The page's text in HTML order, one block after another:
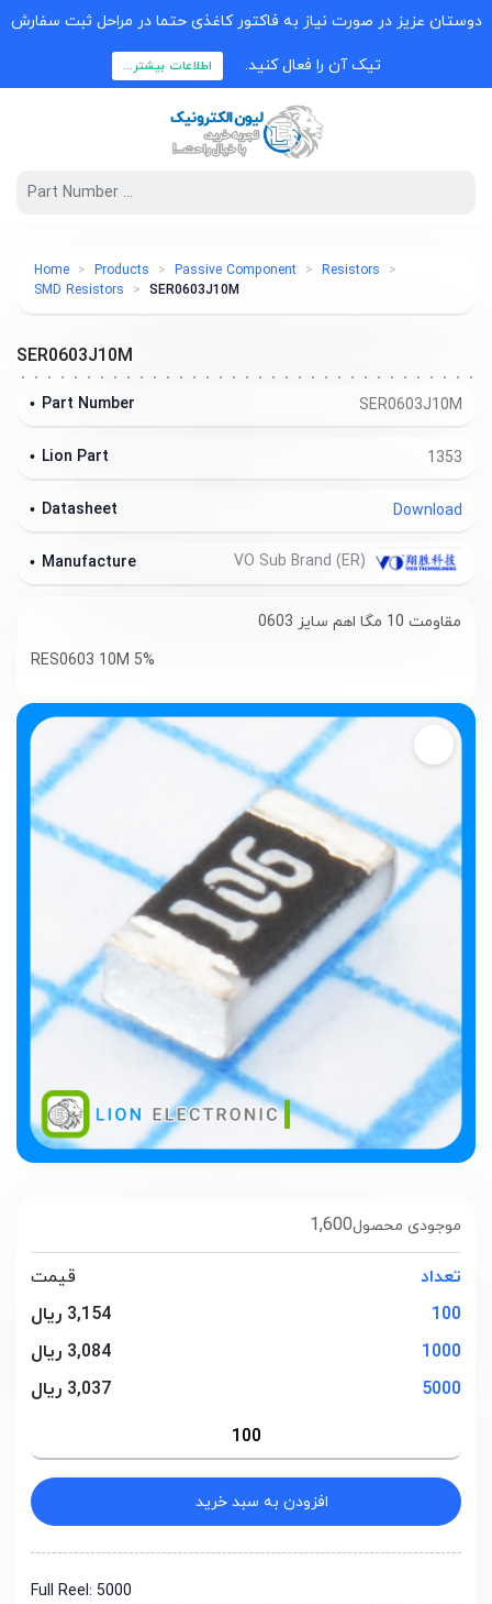
دوستان عزیز در صورت نیاز به فاکتور کاغذی حتما در مراحل ثبت سفارش
تیک آن را فعال کنید. اطلاعات بیشتر...
Home Products Passive Component
Resistors
SMD Resistors
SER0603J10M
1,600موجودی محصول
تعداد
قیمت
100
3,154 ریال
1000
3,084 ریال
5000
3,037 ریال
افزودن به سبد خرید
Full Reel: 5000
SER0603J10M
SER0603J10M
Part Number
1353
Lion Part
Download
Datasheet
Manufacture
مقاومت 10 مگا اهم سایز 0603
RES0603 10M 5%